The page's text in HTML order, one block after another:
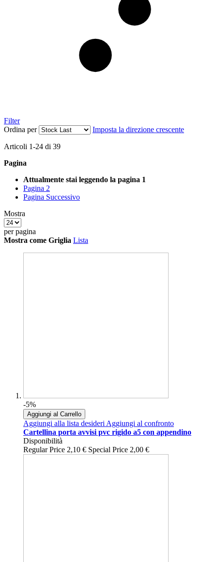
Filter
Ordina per
Imposta la direzione crescente
Articoli 1-24 di 39
Pagina
Attualmente stai leggendo la pagina 1
Pagina 2
Pagina Successivo
Mostra
per pagina
Mostra come Griglia Lista
-5%
Aggiungi al Carrello
Aggiungi alla lista desideriAggiungi al confronto
Cartellina porta avvisi pvc rigido a5 con appendino
Disponibilità
Regular Price 2,10 € Special Price 2,00 €